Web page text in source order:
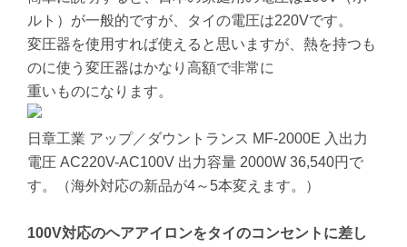
ルト）が一般的ですが、タイの電圧は220Vです。
変圧器を使用すれば使えると思いますが、熱を持つも
のに使う変圧器はかなり高額で非常に
重いものになります。
日章工業 アップ／ダウントランス MF-2000E 入出力
電圧 AC220V-AC100V 出力容量 2000W 36,540円で
す。（海外対応の新品が4～5本変えます。）
100V対応のヘアアイロンをタイのコンセントに差し